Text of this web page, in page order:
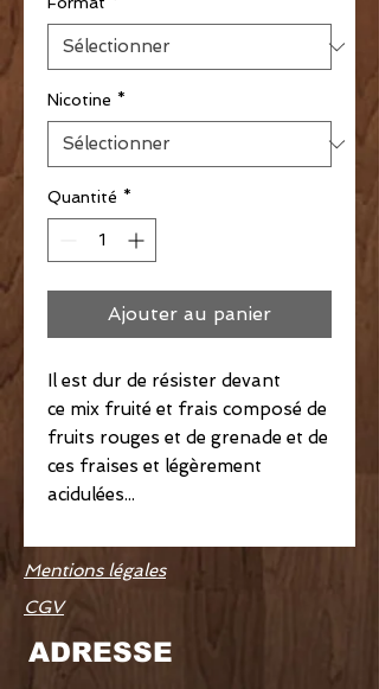
Nicotine *
Quantité *
Ajouter au panier
Il est dur de résister devant
ce mix fruité et frais composé de
fruits rouges et de grenade et de
ces fraises et légèrement
acidulées...
Mentions légales
CGV
ADRESSE